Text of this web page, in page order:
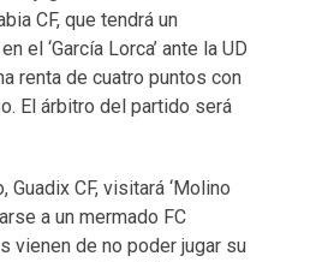
CF, que tendrá un
el ‘García Lorca’ ante la UD
renta de cuatro puntos con
El árbitro del partido será
Guadix CF, visitará ‘Molino
a un mermado FC
vienen de no poder jugar su